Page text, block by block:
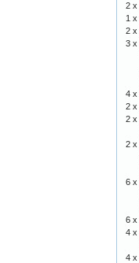
2 x
1 x
2 x
3 x
4 x
2 x
2 x
2 x
6 x
6 x
4 x
4 x